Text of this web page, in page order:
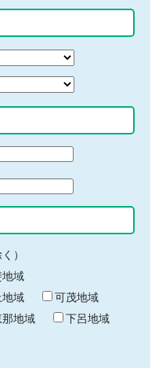
）
地域
地域
可茂地域
那地域
下呂地域